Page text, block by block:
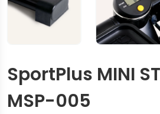
SportPlus MINI
MSP-005